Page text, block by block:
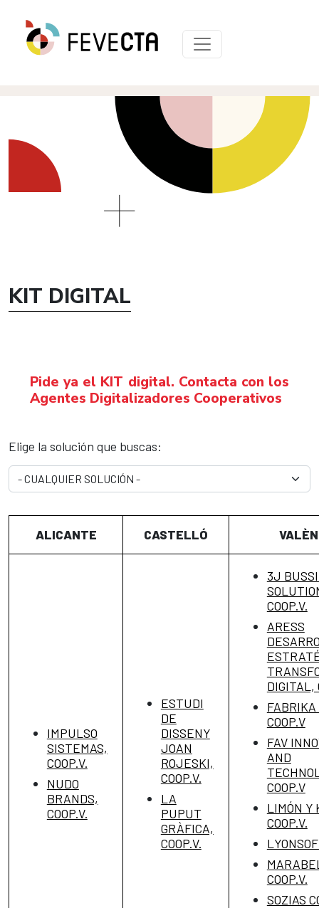
KIT DIGITAL
Pide ya el KIT digital. Contacta con los
Agentes Digitalizadores Cooperativos
Elige la solución que buscas:
ALICANTE CASTELLÓ
IMPULSO
SISTEMAS,
COOP.V.
NUDO
BRANDS,
COOP.V.
ESTUDI
DE
DISSENY
JOAN
ROJESKI,
COOP.V.
LA
PUPUT
GRÀFICA,
COOP.V.
3J
COOP.V.
ARESS
DIGITAL,
COOP.V
FAV
AND
COOP.V
LIMÓN Y
COOP.V.
COOP.V.
SOZIAS